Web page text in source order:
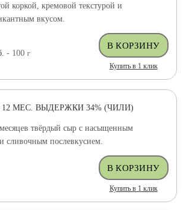
коркой, кремовой текстурой и
вкусом.
- 100г
Купить в 1 клик
МЕС. ВЫДЕРЖКИ 34% (ЧИЛИ)
твёрдый сыр с насыщенным
сливочным послевкусием.
Купить в 1 клик